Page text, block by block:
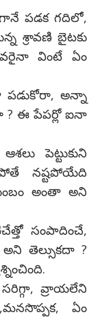
గదిలో,
శ్రావణి బైటకు
వింటే ఏం
పడుకోరా, అన్నా
? ఈ పేపర్లో ఐనా
నష్టపోయేది
అంతా అని
సంపాదించే,
తెల్సుకదా ?
వ్రాయలేని
ఏం